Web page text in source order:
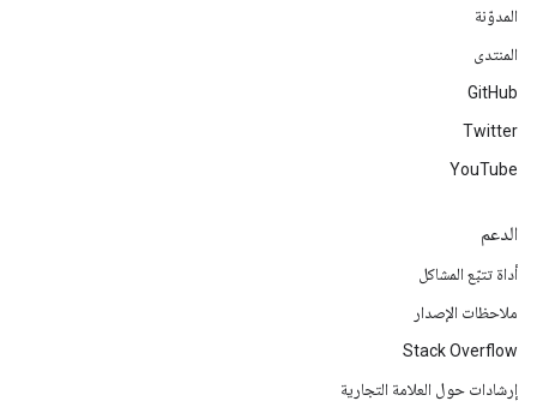
المدوّنة
المنتدى
GitHub
Twitter
YouTube
الدعم
أداة تتبّع المشاكل
ملاحظات الإصدار
Stack Overflow
إرشادات حول العلامة التجارية